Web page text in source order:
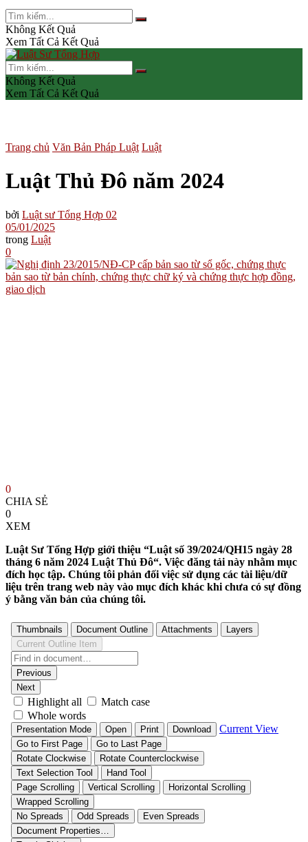
Không Kết Quả
Xem Tất Cả Kết Quả
Không Kết Quả
Xem Tất Cả Kết Quả
Trang chủ Văn Bản Pháp Luật Luật
Luật Thủ Đô năm 2024
bởi Luật sư Tổng Hợp 02
05/01/2025
trong Luật
0
0
CHIA SẺ
0
XEM
Luật Sư Tổng Hợp giới thiệu “Luật số 39/2024/QH15 ngày 28
tháng 6 năm 2024 Luật Thủ Đô“. Việc đăng tải này nhằm mục
đích học tập. Chúng tôi phản đối việc sử dụng các tài liệu/dữ
liệu trên trang web này vào mục đích khác khi chưa có sự đồng
ý bằng văn bản của chúng tôi.